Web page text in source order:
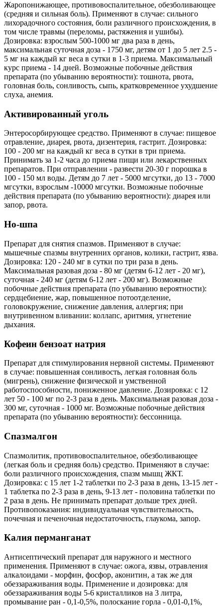
Жаропонижающее, противовоспалительное, обезболивающее
(средняя и сильная боль). Применяют в случае: сильного
лихорадочного состояния, боли различного происхождения, в
том числе травмы (переломы, растяжения и ушибы).
Дозировка: взрослым 500-1000 мг два раза в день,
максимальная суточная доза - 1750 мг, детям от 1 до 5 лет 2.5 -
5 мг на каждый кг веса в сутки в 1-3 приема. Максимальный
курс приема - 14 дней. Возможные побочные действия
препарата (по убыванию вероятности): тошнота, рвота,
головная боль, сонливость, сыпь, кратковременное ухудшение
слуха, анемия.
Активированный уголь
Энтеросорбирующее средство. Применяют в случае: пищевое
отравление, диарея, рвота, дизентерия, гастрит. Дозировка:
100 - 200 мг на каждый кг веса в сутки в три приема.
Принимать за 1-2 часа до приема пищи или лекарственных
препаратов. При отправлении - развести 20-30 г порошка в
100 - 150 мл воды. Детям до 7 лет - 5000 мгсутки, до 13 - 7000
мгсутки, взрослым -10000 мгсутки. Возможные побочные
действия препарата (по убыванию вероятности): диарея или
запор, рвота.
Но-шпа
Препарат для снятия спазмов. Применяют в случае:
мышечные спазмы внутренних органов, колики, гастрит, язва.
Дозировка: 120 - 240 мг в сутки по три раза в день.
Максимальная разовая доза - 80 мг (детям 6-12 лет - 20 мг),
суточная - 240 мг (детям 6-12 лет - 200 мг). Возможные
побочные действия препарата (по убыванию вероятности):
сердцебиение, жар, повышенное потоотделение,
головокружение, снижение давления, аллергия; при
внутривенном вливании: коллапс, аритмия, угнетение
дыхания.
Кофеин бензоат натрия
Препарат для стимулирования нервной системы. Применяют
в случае: повышенная сонливость, легкая головная боль
(мигрень), снижение физической и умственной
работоспособности, пониженное давление. Дозировка: с 12
лет 50 - 100 мг по 2-3 раза в день. Максимальная разовая доза -
300 мг, суточная - 1000 мг. Возможные побочные действия
препарата (по убыванию вероятности): бессонница.
Спазмалгон
Спазмолитик, противовоспалительное, обезболивающее
(легкая боль и средняя боль) средство. Применяют в случае:
боли различного происхождения, спазм мышц ЖКТ.
Дозировка: с 15 лет 1-2 таблетки по 2-3 раза в день, 13-15 лет -
1 таблетка по 2-3 раза в день, 9-13 лет - половина таблетки по
2 раза в день. Не принимать препарат дольше трех дней.
Противопоказания: индивидуальная чувствительность,
почечная и печеночная недостаточность, глаукома, запор.
Калия перманганат
Антисептический препарат для наружного и местного
применения. Применяют в случае: ожога, язвы, отравления
алкалоидами - морфин, фосфор, аконитин, а так же для
обеззараживания воды. Применение и дозировка: для
обеззараживания воды 5-6 кристалликов на 3 литра,
промывание ран - 0,1-0,5%, полоскание горла - 0,01-0,1%,